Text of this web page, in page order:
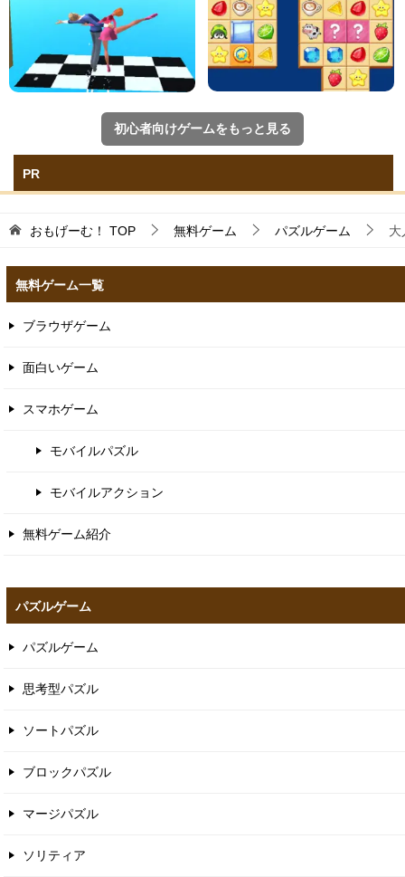
初心者向けゲームをもっと見る
PR
おもげーむ！ TOP 無料ゲーム パズルゲーム 大
無料ゲーム一覧
ブラウザゲーム
面白いゲーム
スマホゲーム
モバイルパズル
モバイルアクション
無料ゲーム紹介
パズルゲーム
パズルゲーム
思考型パズル
ソートパズル
ブロックパズル
マージパズル
ソリティア